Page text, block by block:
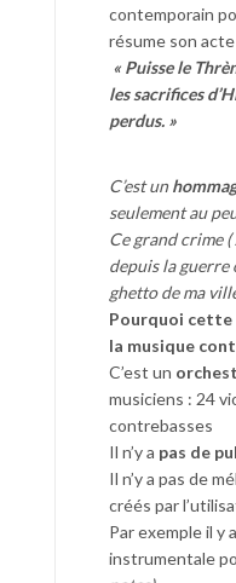
contemporain
résume son
« Puisse le
les sacrifices
perdus. »
C’est un
seulement au
Ce grand crime
depuis la guerre
ghetto de ma
Pourquoi
la musique
C’est un
musiciens : 24
contrebasses
Il n’y a pas de
Il n’y a pas de
créés par
Par exemple il y
instrumentale